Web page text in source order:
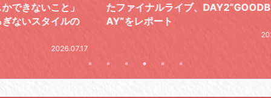
」
の
たファイナルライブ、DAY2“GOODBYE D
AY”をレポート
レ